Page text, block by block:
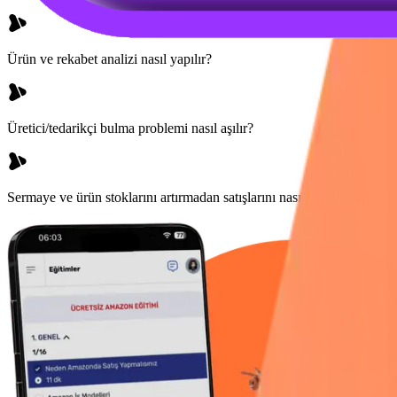
Ürün ve rekabet analizi nasıl yapılır?
Üretici/tedarikçi bulma problemi nasıl aşılır?
Sermaye ve ürün stoklarını artırmadan satışlarını nasıl